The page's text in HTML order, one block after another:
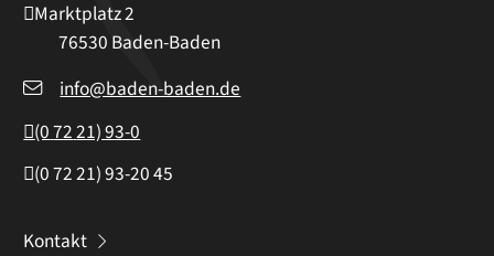
Marktplatz 2
76530 Baden-Baden
info@baden-baden.de
(07221) 93-0
(07221) 93-2045
Kontakt